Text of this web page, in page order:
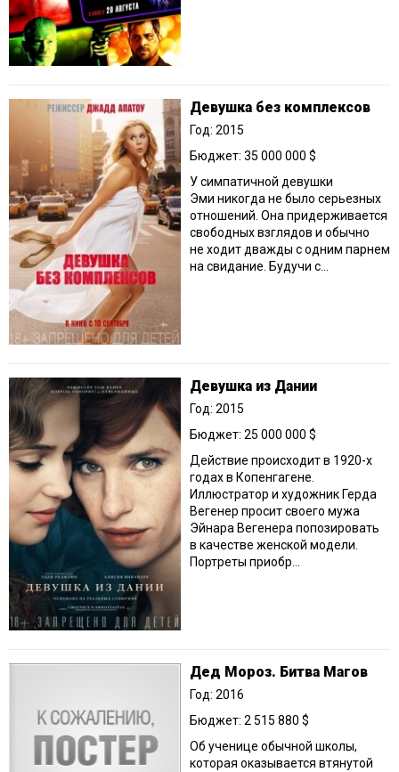
Девушка без комплексов
Год: 2015
Бюджет: 35 000 000 $
У симпатичной девушки
Эми никогда не было серьезных
отношений. Она придерживается
свободных взглядов и обычно
не ходит дважды с одним парнем
на свидание. Будучи с...
Девушка из Дании
Год: 2015
Бюджет: 25 000 000 $
Действие происходит в 1920-х
годах в Копенгагене.
Иллюстратор и художник Герда
Вегенер просит своего мужа
Эйнара Вегенера попозировать
в качестве женской модели.
Портреты приобр...
Дед Мороз. Битва Магов
Год: 2016
Бюджет: 2 515 880 $
Об ученице обычной школы,
которая оказывается втянутой